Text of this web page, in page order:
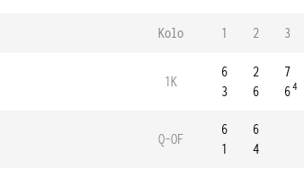
Kolo 1 2 3
1K
6
3
2
6
7
64
Q-OF
6
1
6
4